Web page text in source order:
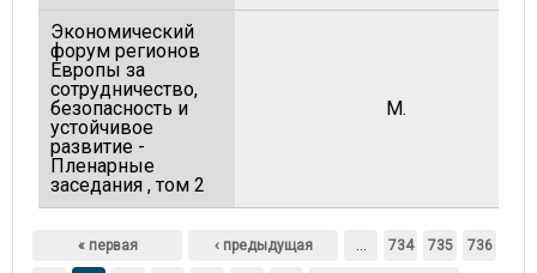
Экономический
форум регионов
Европы за
сотрудничество,
безопасность и
устойчивое
развитие -
Пленарные
заседания , том 2
М.
« первая ‹ предыдущая … 734 735 736